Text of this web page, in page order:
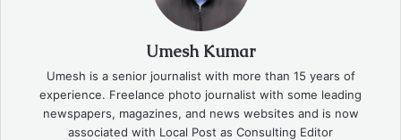
Umesh Kumar
Umesh is a senior journalist with more than 15 years of
experience. Freelance photo journalist with some leading
newspapers, magazines, and news websites and is now
associated with Local Post as Consulting Editor